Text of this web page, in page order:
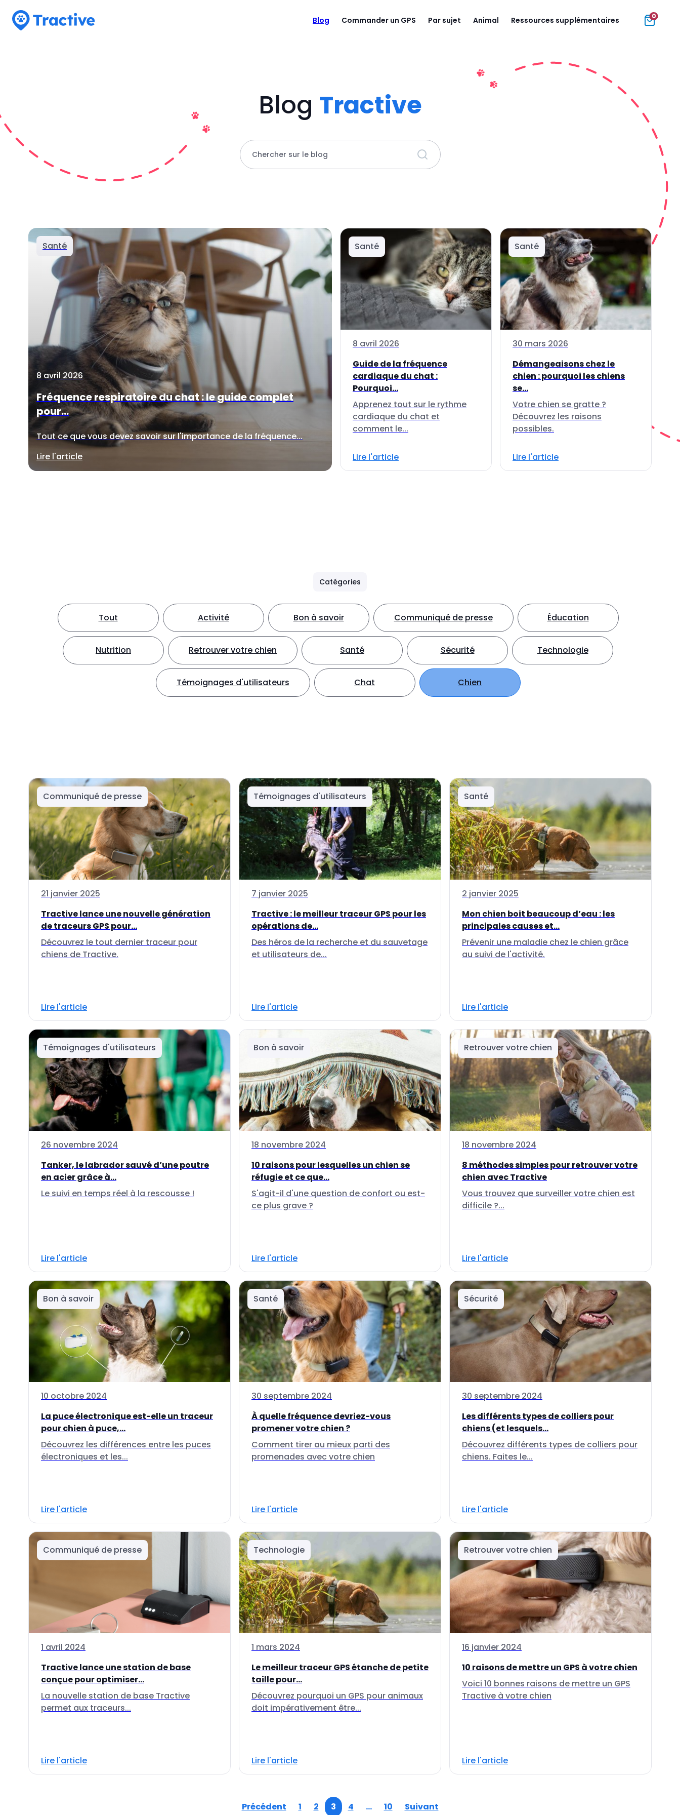
Blog Commander un GPS Par sujet Animal Ressources supplémentaires 0
Blog Tractive
Chercher sur le blog
Santé
8 avril 2026
Fréquence respiratoire du chat : le guide complet
pour...
Tout ce que vous devez savoir sur l'importance de la fréquence...
Lire l'article
Santé
8 avril 2026
Guide de la fréquence
cardiaque du chat :
Pourquoi...
Apprenez tout sur le rythme
cardiaque du chat et
comment le...
Lire l'article
Santé
30 mars 2026
Démangeaisons chez le
chien : pourquoi les chiens
se...
Votre chien se gratte ?
Découvrez les raisons
possibles.
Lire l'article
Catégories
Tout Activité Bon à savoir Communiqué de presse Éducation
Nutrition Retrouver votre chien Santé Sécurité Technologie
Témoignages d'utilisateurs Chat Chien
Communiqué de presse
21 janvier 2025
Tractive lance une nouvelle génération
de traceurs GPS pour...
Découvrez le tout dernier traceur pour
chiens de Tractive.
Lire l'article
Témoignages d'utilisateurs
7 janvier 2025
Tractive : le meilleur traceur GPS pour les
opérations de...
Des héros de la recherche et du sauvetage
et utilisateurs de...
Lire l'article
Santé
2 janvier 2025
Mon chien boit beaucoup d’eau : les
principales causes et...
Prévenir une maladie chez le chien grâce
au suivi de l'activité.
Lire l'article
Témoignages d'utilisateurs
26 novembre 2024
Tanker, le labrador sauvé d’une poutre
en acier grâce à...
Le suivi en temps réel à la rescousse !
Lire l'article
Bon à savoir
18 novembre 2024
10 raisons pour lesquelles un chien se
réfugie et ce que...
S'agit-il d'une question de confort ou est-
ce plus grave ?
Lire l'article
Retrouver votre chien
18 novembre 2024
8 méthodes simples pour retrouver votre
chien avec Tractive
Vous trouvez que surveiller votre chien est
difficile ?...
Lire l'article
Bon à savoir
10 octobre 2024
La puce électronique est-elle un traceur
pour chien à puce,...
Découvrez les différences entre les puces
électroniques et les...
Lire l'article
Santé
30 septembre 2024
À quelle fréquence devriez-vous
promener votre chien ?
Comment tirer au mieux parti des
promenades avec votre chien
Lire l'article
Sécurité
30 septembre 2024
Les différents types de colliers pour
chiens (et lesquels...
Découvrez différents types de colliers pour
chiens. Faites le...
Lire l'article
Communiqué de presse
1 avril 2024
Tractive lance une station de base
conçue pour optimiser...
La nouvelle station de base Tractive
permet aux traceurs...
Lire l'article
Technologie
1 mars 2024
Le meilleur traceur GPS étanche de petite
taille pour...
Découvrez pourquoi un GPS pour animaux
doit impérativement être...
Lire l'article
Retrouver votre chien
16 janvier 2024
10 raisons de mettre un GPS à votre chien
Voici 10 bonnes raisons de mettre un GPS
Tractive à votre chien
Lire l'article
Précédent 1 2 3 4 … 10 Suivant